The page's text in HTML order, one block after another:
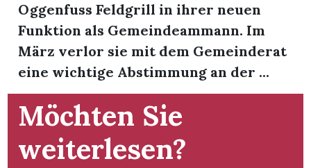
Oggenfuss Feldgrill in ihrer neuen
Funktion als Gemeindeammann. Im
März verlor sie mit dem Gemeinderat
eine wichtige Abstimmung an der ...
Möchten Sie
weiterlesen?